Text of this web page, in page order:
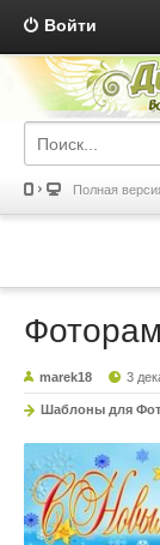
Войти
Полная
marek18 3
Шаблоны для